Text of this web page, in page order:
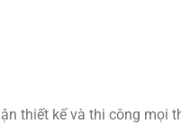
thiết kế và thi công mọi